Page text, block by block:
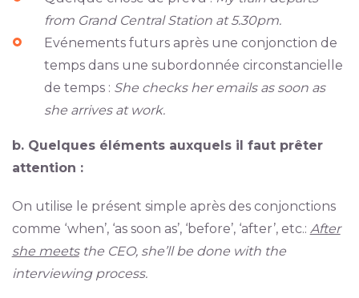
from Grand Central Station at 5.30pm.
Evénements futurs après une conjonction de
temps dans une subordonnée circonstancielle
de temps : She checks her emails as soon as
she arrives at work.
b. Quelques éléments auxquels il faut prêter
attention :
On utilise le présent simple après des conjonctions
comme ‘when’, ‘as soon as’, ‘before’, ‘after’, etc.: After
she meetsthe CEO, she’ll be done with the
interviewing process.